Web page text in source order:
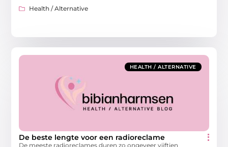
Health / Alternative
HEALTH / ALTERNATIVE
De beste lengte voor een radioreclame
De meeste radioreclames duren zo ongeveer vijftien